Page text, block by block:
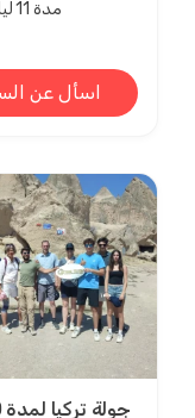
مدة 11 ليلة 12 يوم
اسأل عن